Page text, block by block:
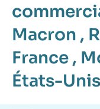
Macron ,
France ,
États-Unis